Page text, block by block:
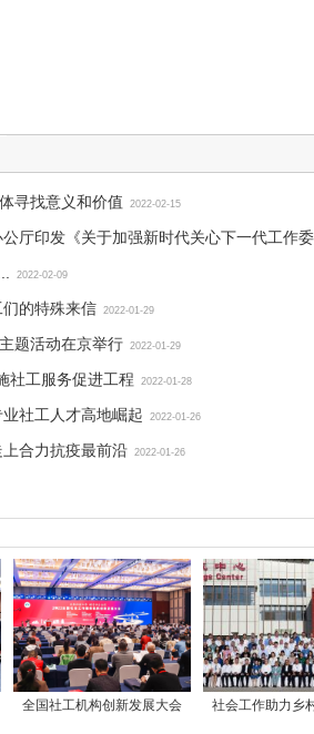
寻找意义和价值 2022-02-15
厅印发《关于加强新时代关心下一代工作
2022-02-09
的特殊来信 2022-01-29
题活动在京举行 2022-01-29
社工服务促进工程 2022-01-28
社工人才高地崛起 2022-01-26
合力抗疫最前沿 2022-01-26
全国社工机构创新发展大会 社会工作助力乡